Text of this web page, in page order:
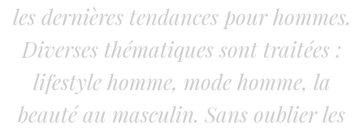
les dernières tendances pour hommes.
Diverses thématiques sont traitées :
lifestyle homme, mode homme, la
beauté au masculin. Sans oublier les